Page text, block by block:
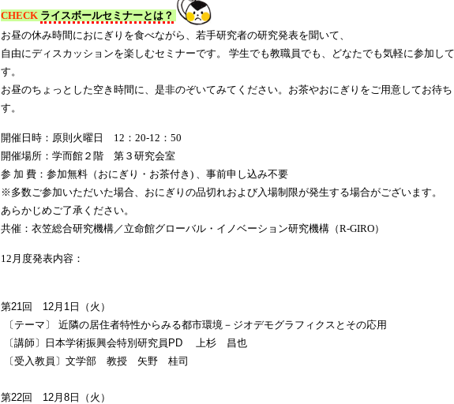
CHECK ライスボールセミナーとは？
お昼の休み時間におにぎりを食べながら、若手研究者の研究発表を聞いて、
自由にディスカッションを楽しむセミナーです。 学生でも教職員でも、どなたでも気軽に参加し
す。
お昼のちょっとした空き時間に、是非のぞいてみてください。お茶やおにぎりをご用意してお待ち
す。
開催日時：原則火曜日 12：20-12：50
開催場所：学而館２階 第３研究会室
参 加 費：参加無料（おにぎり・お茶付き) 、事前申し込み不要
※多数ご参加いただいた場合、おにぎりの品切れおよび入場制限が発生する場合がございます。
あらかじめご了承ください。
共催：衣笠総合研究機構／立命館グローバル・イノベーション研究機構（R-GIRO）
12月度発表内容：
第21回 12月1日（火）
〔テーマ〕 近隣の居住者特性からみる都市環境－ジオデモグラフィクスとその応用
〔講師〕日本学術振興会特別研究員PD 上杉 昌也
〔受入教員〕文学部 教授 矢野 桂司
第22回 12月8日（火）